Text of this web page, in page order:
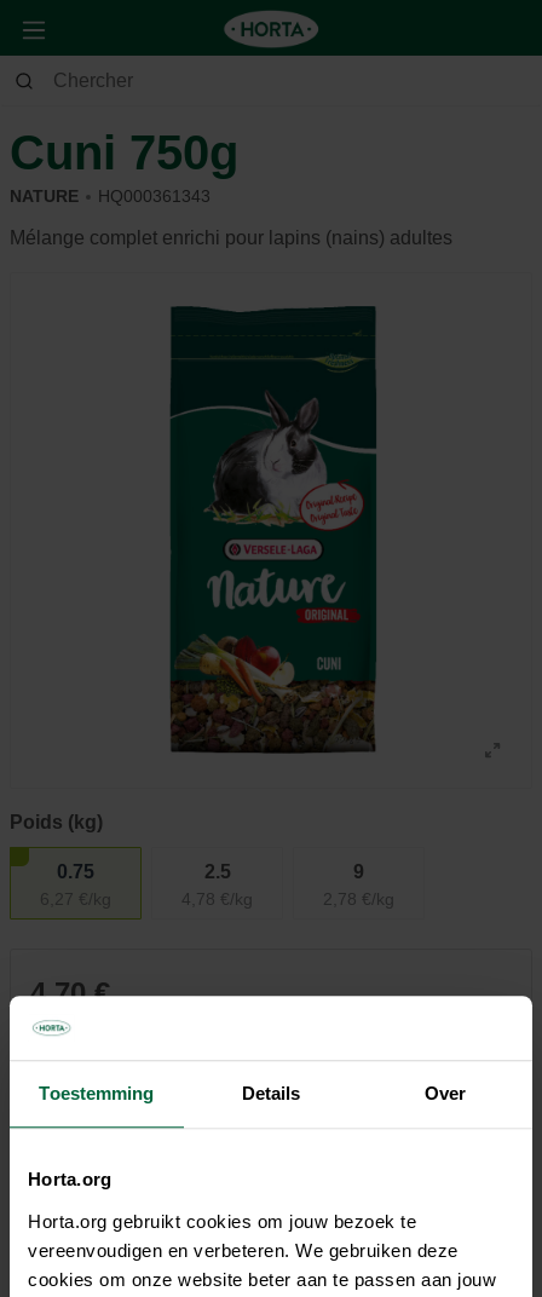
Toestemming Details Over
Horta.org
Horta.org gebruikt cookies om jouw bezoek te
vereenvoudigen en verbeteren. We gebruiken deze
cookies om onze website beter aan te passen aan jouw
Animaux Lapin et rongeur
Cuni 750g
NATURE HQ000361343
Mélange complet enrichi pour lapins (nains) adultes
Poids (kg)
0.75
6,27 €/kg
2.5
4,78 €/kg
9
2,78 €/kg
4,70 €
Description
Mélange complet enrichi pour lapins (nains) adultes